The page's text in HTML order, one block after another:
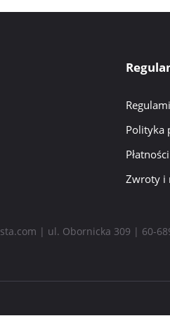
Polityka
Zwroty i
| ul. Obornicka 309 | 60-